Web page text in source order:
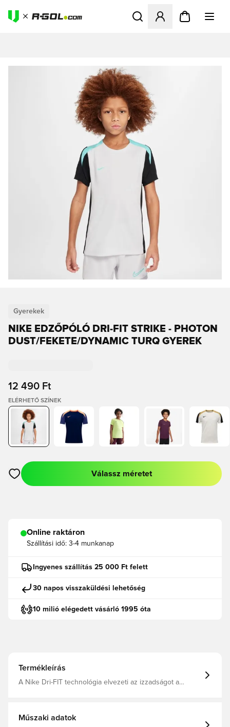
Megnyit egy modált a
Gyerekek
NIKE EDZŐPÓLÓ DRI-FIT STRIKE - PHOTON
DUST/FEKETE/DYNAMIC TURQ GYEREK
12 490 Ft
ELÉRHETŐ SZÍNEK
Megnyit egy modált a bejelentkezéshez vagy a tagként való
Válassz méretet
Online raktáron
Szállítási idő: 3-4 munkanap
Ingyenes szállítás 25 000 Ft felett
30 napos visszaküldési lehetőség
10 milió elégedett vásárló 1995 óta
Termékleírás
A Nike Dri-FIT technológia elvezeti az izzadságot a
100% poliészter
Műszaki adatok